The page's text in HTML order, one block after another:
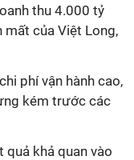
thu 4.000 tỷ
mất của Việt Long,
phí vận hành cao,
kém trước các
khả quan vào